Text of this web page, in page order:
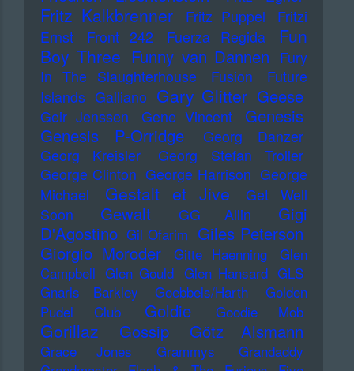
Fritz Kalkbrenner Fritz Puppel
Fritzi
Ernst
Front 242 Fuerza Regida
Fun
Boy Three Funny van Dannen Fury
In The Slaughterhouse
Fusion
Future
Islands Galliano Gary Glitter Geese
Geir Jenssen Gene Vincent
Genesis
Genesis P-Orridge
Georg Danzer
Georg Kreisler
Georg Stefan Troller
George Clinton George Harrison George
Michael
Gestalt et Jive
Get Well
Soon
Gewalt GG Allin
Gigi
D'Agostino Gil Ofarim Giles Peterson
Giorgio Moroder
Gitte Haenning
Glen
Campbell Glen Gould Glen Hansard GLS
Gnarls Barkley
Goebbels/Harth
Golden
Pudel Club
Goldie Goodie Mob
Gorillaz Gossip Götz Alsmann
Grace Jones Grammys
Grandaddy